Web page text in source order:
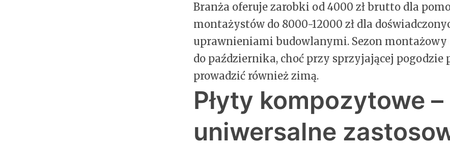
Branża oferuje zarobki od 4000 zł brutto dla
montażystów do 8000-12000 zł dla
uprawnieniami budowlanymi. Sezon
do października, choć przy sprzyjającej pogodzie
prowadzić również zimą.
Płyty kompozytowe –
uniwersalne